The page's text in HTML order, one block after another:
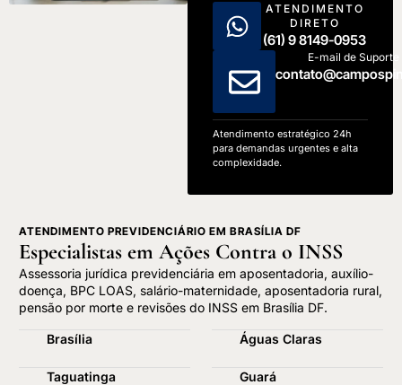
ATENDIMENTO
DIRETO
(61) 9 8149-0953
E-mail de Suporte
Atendimento estratégico 24h
para demandas urgentes e alta
complexidade.
ATENDIMENTO PREVIDENCIÁRIO EM BRASÍLIA DF
Especialistas em Ações Contra o INSS
Assessoria jurídica previdenciária em aposentadoria, auxílio-
doença, BPC LOAS, salário-maternidade, aposentadoria rural,
pensão por morte e revisões do INSS em Brasília DF.
Brasília
Taguatinga
Águas Claras
Guará